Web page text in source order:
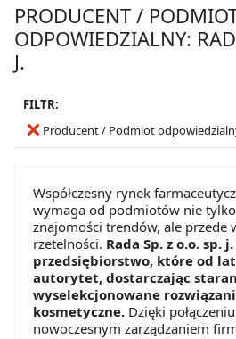
PRODUCENT /
ODPOWIEDZIALNY:
J.
FILTR:
Producent / Podmiot
Współczesny rynek
wymaga od podmiotów nie tylko
znajomości trendów, ale przede
rzetelności. Rada Sp. z o.o. sp.
przedsiębiorstwo, które od
autorytet, dostarczając
wyselekcjonowane
kosmetyczne. Dzięki
nowoczesnym zarządzaniem